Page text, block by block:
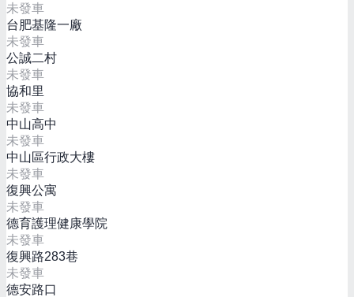
未發車
台肥基隆一廠
未發車
公誠二村
未發車
協和里
未發車
中山高中
未發車
中山區行政大樓
未發車
復興公寓
未發車
德育護理健康學院
未發車
復興路283巷
未發車
德安路口